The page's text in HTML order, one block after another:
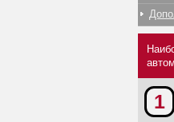
1